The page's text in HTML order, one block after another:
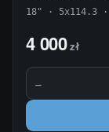
18" · 5x114.3 ·
4 000zł
−